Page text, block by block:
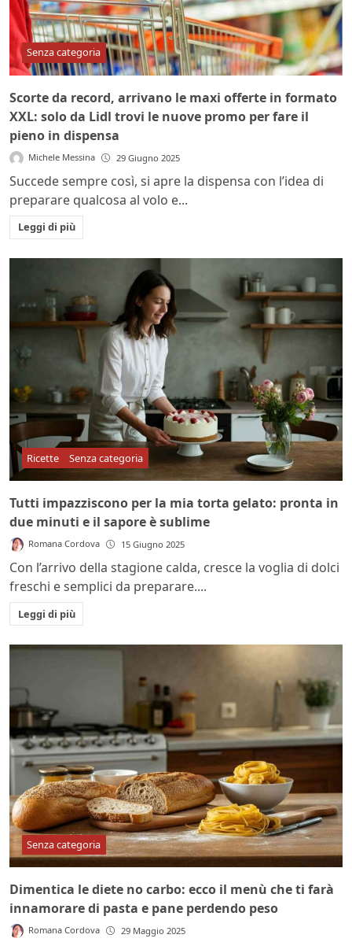
Senza categoria
Scorte da record, arrivano le maxi offerte in formato
XXL: solo da Lidl trovi le nuove promo per fare il
pieno in dispensa
Michele Messina 29 Giugno 2025
Succede sempre così, si apre la dispensa con l’idea di
preparare qualcosa al volo e...
Leggi di più
Ricette Senza categoria
Tutti impazziscono per la mia torta gelato: pronta in
due minuti e il sapore è sublime
Romana Cordova 15 Giugno 2025
Con l’arrivo della stagione calda, cresce la voglia di dolci
freschi e semplici da preparare....
Leggi di più
Senza categoria
Dimentica le diete no carbo: ecco il menù che ti farà
innamorare di pasta e pane perdendo peso
Romana Cordova 29 Maggio 2025